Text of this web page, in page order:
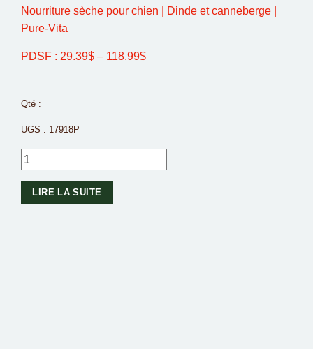
Nourriture sèche pour chien | Dinde et canneberge |
Pure-Vita
PDSF : 29.39$ – 118.99$
Qté :
UGS : 17918P
LIRE LA SUITE